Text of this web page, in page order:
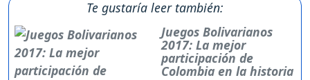
Te gustaría leer también:
Juegos Bolivarianos
2017: La mejor
participación de
Colombia en la historia